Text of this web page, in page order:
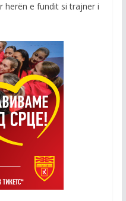
herën e fundit si trajner i